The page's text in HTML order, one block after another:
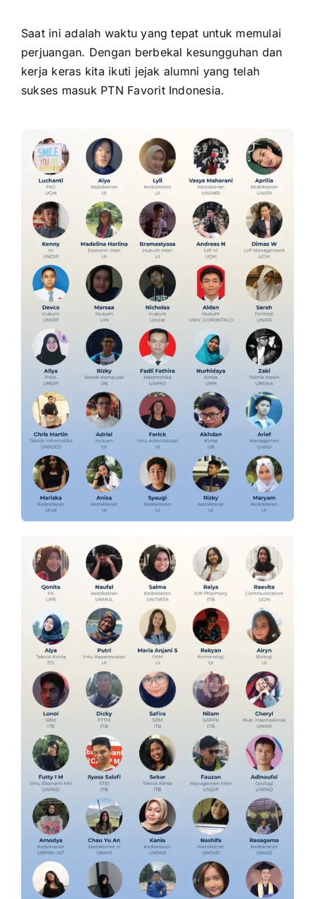
Saat ini adalah waktu yang tepat untuk memulai
perjuangan. Dengan berbekal kesungguhan dan
kerja keras kita ikuti jejak alumni yang telah
sukses masuk PTN Favorit Indonesia.